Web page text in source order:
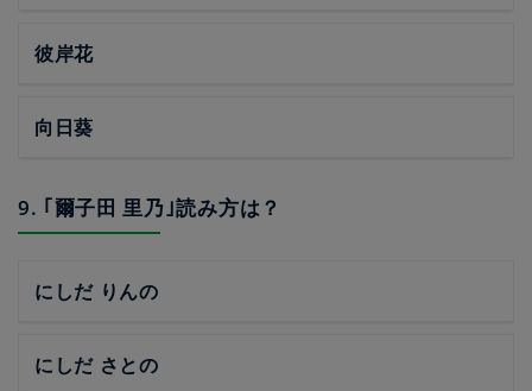
彼岸花
向日葵
9. ｢爾子田 里乃｣読み方は？
にしだ りんの
にしだ さとの